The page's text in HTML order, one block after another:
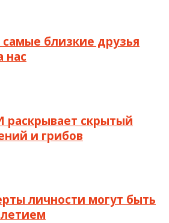
самые близкие друзья
нас
раскрывает скрытый
и грибов
личности могут быть